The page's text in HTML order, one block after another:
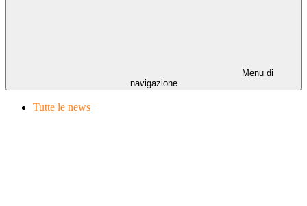
Menu di
navigazione
Tutte le news